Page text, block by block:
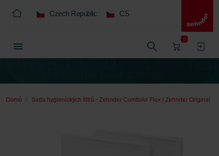
Czech Republic CS
0
Domů Sada hygienických filtrů - Zehnder ComfoAir Flex | Zehnder Original